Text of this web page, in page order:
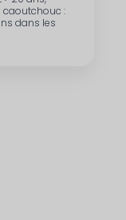
caoutchouc :
dans les